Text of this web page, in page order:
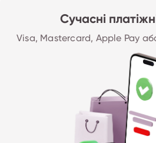
Сучасні
Visa, Mastercard, Apple Pay